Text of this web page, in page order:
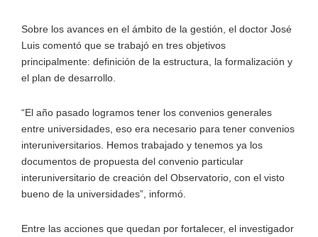
Sobre los avances en el ámbito de la gestión, el doctor José
Luis comentó que se trabajó en tres objetivos
principalmente: definición de la estructura, la formalización y
el plan de desarrollo.
“El año pasado logramos tener los convenios generales
entre universidades, eso era necesario para tener convenios
interuniversitarios. Hemos trabajado y tenemos ya los
documentos de propuesta del convenio particular
interuniversitario de creación del Observatorio, con el visto
bueno de la universidades”, informó.
Entre las acciones que quedan por fortalecer, el investigador